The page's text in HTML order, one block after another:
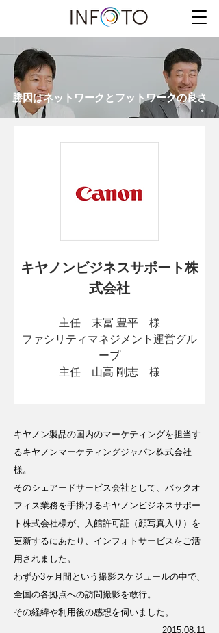
勝因はネットワークとフットワークの良さ
キヤノンビジネスサポート株
式会社
主任　末冨 豊平　様
ファシリティマネジメント運営グル
ープ
主任　山高 剛志　様
キヤノン製品の国内のマーケティングを担当す
るキヤノンマーケティングジャパン株式会社
様。
そのシェアードサービス会社として、バックオ
フィス業務を手掛けるキヤノンビジネスサポー
ト株式会社様が、入館許可証（顔写真入り）を
更新するにあたり、インフォトサービスをご活
用されました。
わずか3ヶ月間という撮影スケジュールの中で、
全国の各拠点への訪問撮影を敢行。
その経緯や利用後の感想を伺いました。
2015.08.11